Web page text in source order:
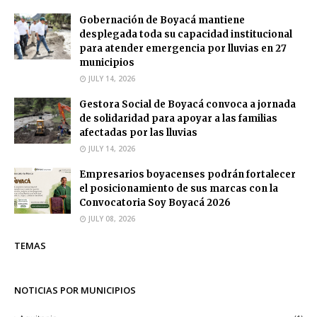
Gobernación de Boyacá mantiene
desplegada toda su capacidad institucional
para atender emergencia por lluvias en 27
municipios
JULY 14, 2026
Gestora Social de Boyacá convoca a jornada
de solidaridad para apoyar a las familias
afectadas por las lluvias
JULY 14, 2026
Empresarios boyacenses podrán fortalecer
el posicionamiento de sus marcas con la
Convocatoria Soy Boyacá 2026
JULY 08, 2026
TEMAS
NOTICIAS POR MUNICIPIOS